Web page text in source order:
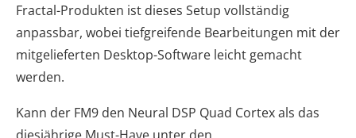
Fractal-Produkten ist dieses Setup vollständig
anpassbar, wobei tiefgreifende Bearbeitungen mit der
mitgelieferten Desktop-Software leicht gemacht
werden.
Kann der FM9 den Neural DSP Quad Cortex als das